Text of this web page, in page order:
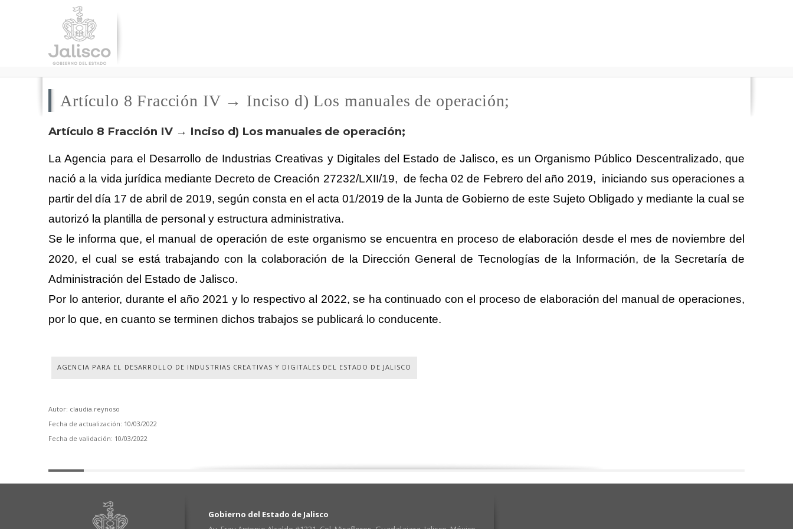
Artículo 8 Fracción IV → Inciso d) Los manuales de operación;
Artículo 8 Fracción IV → Inciso d) Los manuales de operación;
La Agencia para el Desarrollo de Industrias Creativas y Digitales del Estado de Jalisco, es un Organismo Público Descentralizado, que
nació a la vida jurídica mediante Decreto de Creación 27232/LXII/19,  de fecha 02 de Febrero del año 2019,  iniciando sus operaciones a
partir del día 17 de abril de 2019, según consta en el acta 01/2019 de la Junta de Gobierno de este Sujeto Obligado y mediante la cual se
autorizó la plantilla de personal y estructura administrativa.
Se le informa que, el manual de operación de este organismo se encuentra en proceso de elaboración desde el mes de noviembre del
2020, el cual se está trabajando con la colaboración de la Dirección General de Tecnologías de la Información, de la Secretaría de
Administración del Estado de Jalisco.
Por lo anterior, durante el año 2021 y lo respectivo al 2022, se ha continuado con el proceso de elaboración del manual de operaciones,
por lo que, en cuanto se terminen dichos trabajos se publicará lo conducente.
AGENCIA PARA EL DESARROLLO DE INDUSTRIAS CREATIVAS Y DIGITALES DEL ESTADO DE JALISCO
Autor: claudia.reynoso
Fecha de actualización: 10/03/2022
Fecha de validación: 10/03/2022
Gobierno del Estado de Jalisco